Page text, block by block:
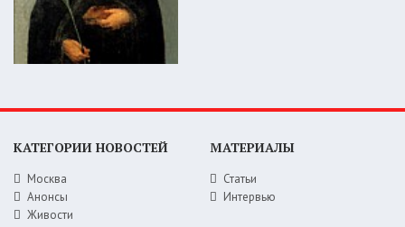
КАТЕГОРИИ НОВОСТЕЙ
Москва
Анонсы
Живости
МАТЕРИАЛЫ
Статьи
Интервью